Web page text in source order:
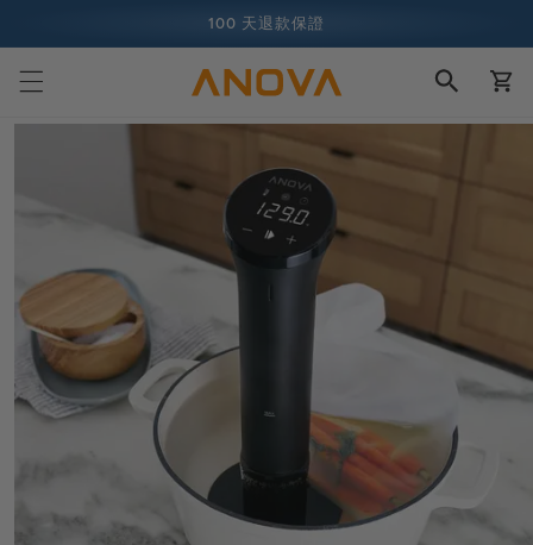
100 天退款保證
超過 1 億名廚師，而且還在增加中
物
跳至產品